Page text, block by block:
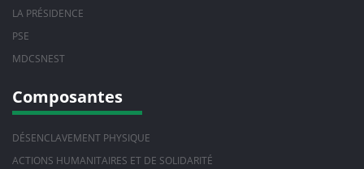
LA PRÉSIDENCE
PSE
MDCSNEST
Composantes
DÉSENCLAVEMENT PHYSIQUE
ACTIONS HUMANITAIRES ET DE SOLIDARITÉ